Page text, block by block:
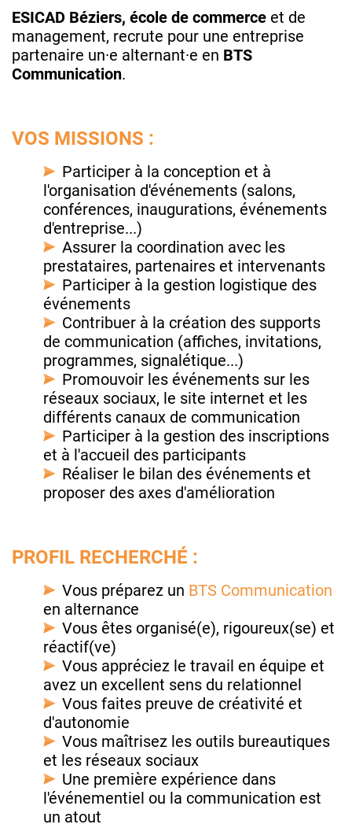
ESICAD Béziers, école de commerce et de
management, recrute pour une entreprise
partenaire un·e alternant·e en BTS
Communication.
VOS MISSIONS :
Participer à la conception et à
l'organisation d'événements (salons,
conférences, inaugurations, événements
d'entreprise...)
Assurer la coordination avec les
prestataires, partenaires et intervenants
Participer à la gestion logistique des
événements
Contribuer à la création des supports
de communication (affiches, invitations,
programmes, signalétique...)
Promouvoir les événements sur les
réseaux sociaux, le site internet et les
différents canaux de communication
Participer à la gestion des inscriptions
et à l'accueil des participants
Réaliser le bilan des événements et
proposer des axes d'amélioration
PROFIL RECHERCHÉ :
Vous préparez un BTS Communication
en alternance
Vous êtes organisé(e), rigoureux(se) et
réactif(ve)
Vous appréciez le travail en équipe et
avez un excellent sens du relationnel
Vous faites preuve de créativité et
d'autonomie
Vous maîtrisez les outils bureautiques
et les réseaux sociaux
Une première expérience dans
l'événementiel ou la communication est
un atout